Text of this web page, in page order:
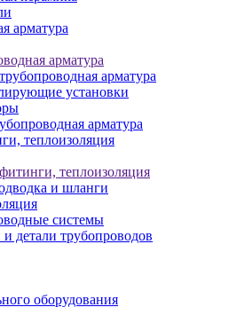
арматура
арматура
арматура
установки
арматура
теплоизоляция
теплоизоляция
и шланги
системы
детали трубопроводов
оборудования